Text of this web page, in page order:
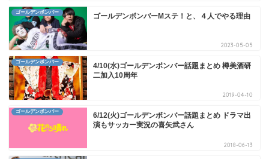
ゴールデンボンバー ゴールデンボンバーMステ！と、４人でやる理由
2023-05-05
ゴールデンボンバー
4/10(水)ゴールデンボンバー話題まとめ 樽美酒研
二加入10周年
2019-04-10
ゴールデンボンバー
6/12(火)ゴールデンボンバー話題まとめ ドラマ出
演もサッカー実況の喜矢武さん
2018-06-13